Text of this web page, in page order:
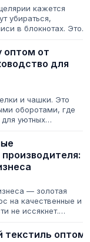
кажется
убираться,
в блокнотах. Это
оптом от
для
и чашки. Это
оборотами, где
уютных
— золотая
на качественные и
не иссякнет.
текстиль оптом